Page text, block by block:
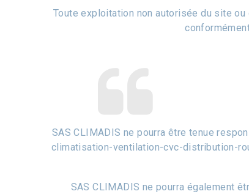
Toute exploitation non autorisée du site
SAS CLIMADIS ne pourra être tenue
climatisation-ventilation-cvc-distribution-
SAS CLIMADIS ne pourra également